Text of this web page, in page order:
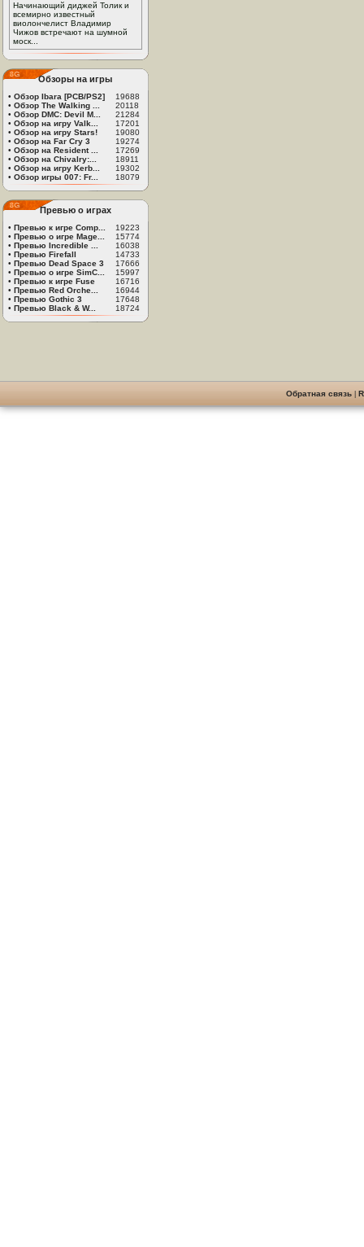
Начинающий диджей Толик и
всемирно известный
виолончелист Владимир
Чижов встречают на шумной
моск...
Обзоры на игры
• Обзор Ibara [PCB/PS2]
19688
• Обзор The Walking ...
20118
• Обзор DMC: Devil M...
21284
• Обзор на игру Valk...
17201
• Обзор на игру Stars!
19080
• Обзор на Far Cry 3
19274
• Обзор на Resident ...
17269
• Обзор на Chivalry:...
18911
• Обзор на игру Kerb...
19302
• Обзор игры 007: Fr... 18079
Превью о играх
• Превью к игре Comp...
19223
• Превью о игре Mage...
15774
• Превью Incredible ...
16038
• Превью Firefall
14733
• Превью Dead Space 3
17666
• Превью о игре SimC...
15997
• Превью к игре Fuse
16716
• Превью Red Orche...
16944
• Превью Gothic 3
17648
• Превью Black & W... 18724
Обратная связь